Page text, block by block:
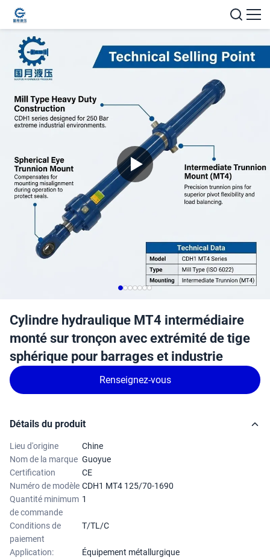
Cylindre hydraulique MT4 intermédiaire
monté sur tronçon avec extrémité de tige
sphérique pour barrages et industrie
Renseignez-vous
Détails du produit
Lieu d'origine
Chine
Nom de la marque Guoyue
Certification
CE
Numéro de modèle CDH1 MT4 125/70-1690
Quantité minimum
de commande
1
Conditions de
paiement
T/TL/C
Application:
Équipement métallurgique